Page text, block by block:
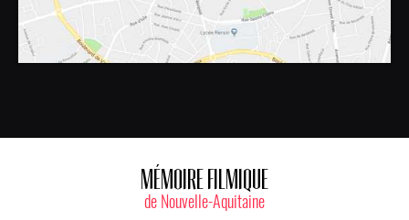
MÉMOIRE FILMIQUE
de Nouvelle-Aquitaine